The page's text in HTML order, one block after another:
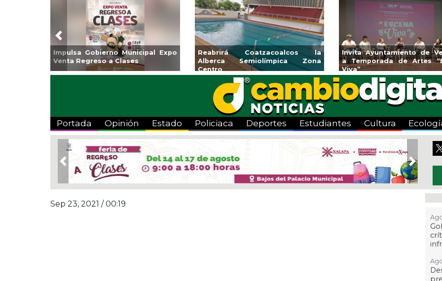
Impulsa Gobierno Municipal Expo
Venta Regreso a Clases
Reabrirá Coatzacoalcos la
Alberca Semiolímpica Zona
Centro
Invita Ayuntamiento de
a Temporada de Artes
Viva”
Previous
Portada Opinión Estado Policiaca Deportes Estudiantes Cultura
Previous Next
Sep 23, 2021 / 00:19